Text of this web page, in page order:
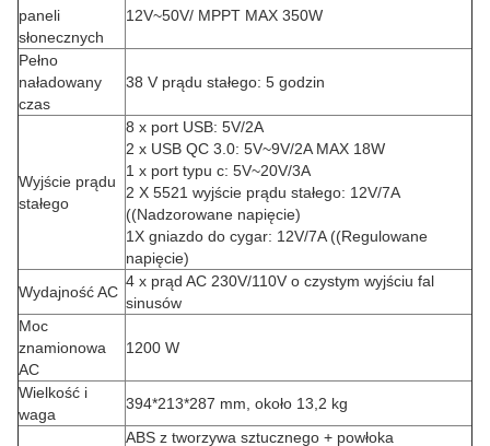
paneli
słonecznych
12V~50V/ MPPT MAX 350W
Pełno
naładowany
czas
38 V prądu stałego: 5 godzin
Wyjście prądu
stałego
8 x port USB: 5V/2A
2 x USB QC 3.0: 5V~9V/2A MAX 18W
1 x port typu c: 5V~20V/3A
2 X 5521 wyjście prądu stałego: 12V/7A
((Nadzorowane napięcie)
1X gniazdo do cygar: 12V/7A ((Regulowane
napięcie)
Wydajność AC
4 x prąd AC 230V/110V o czystym wyjściu fal
sinusów
Moc
znamionowa
AC
1200 W
Wielkość i
waga
394*213*287 mm, około 13,2 kg
ABS z tworzywa sztucznego + powłoka